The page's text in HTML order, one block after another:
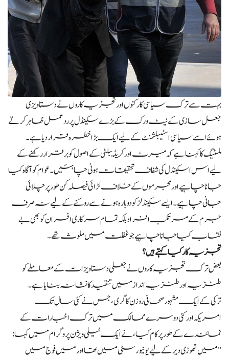
بہت سے ترک سیاسی کارکنوں اور تجزیہ کاروں نے دستاویزی
جعل سازی کے نیٹ ورک کے بڑے سکینڈل پر ردعمل ظاہر کرتے
ہوئے اسے سیاسی اسٹیبلشمنٹ کے لیے ایک بڑا خطرہ قرار دیا ہے۔
ملسٹیگ کا کہنا ہے کہ میرٹ اور کریڈیبلٹی کے اصول کو برقرار رکھنے کے
لیے اس اسکینڈل کی شفاف تحقیقات ہونی چاہئیں۔ عوام کو آگاہ کیا
جانا چاہیے اور مجرموں کے خلاف لڑائی فیصلہ کن طور پر چلائی
جانی چاہیے۔ ایسے سکینڈلز کو دوبارہ ہونے سے روکنے کے لیے نہ صرف
جرم کے مرتکب افراد بلکہ تمام سرکاری افسران کو بھی بے
نقاب کیا جانا چاہیے جو غفلت میں ملوث تھے۔
تجزیہ کار کیا کہتے ہیں؟
بعض ترک تجزیہ کاروں نے جعلی دستاویزات کے معاملے کو
طنزیہ اور طنزیہ انداز میں تنقید کا نشانہ بنایا ہے۔
ترکی کے ایک مشہور صحافی روزن کاگری، جس نے کئی سال تک
امریکہ اور کئی دوسرے ممالک میں ترک اخبارات کے
نمائندے کے طور پر کام کیا، نے ایک ٹیلی ویژن پروگرام میں کہا:
"میں تھوڑی دیر کے لیے یونیورسٹی میں تھا اور میں فوج میں